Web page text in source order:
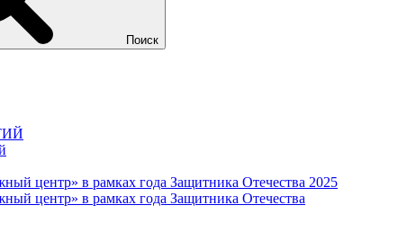
Поиск
центр» в рамках года Защитника Отечества 2025
центр» в рамках года Защитника Отечества